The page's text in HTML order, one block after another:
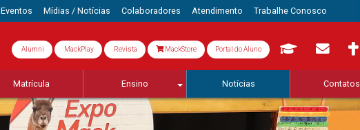
Eventos Mídias / Notícias Colaboradores Atendimento Trabalhe Conosco
Alumni MackPlay Revista MackStore Portal do Aluno
Matrícula Ensino Notícias Contatos